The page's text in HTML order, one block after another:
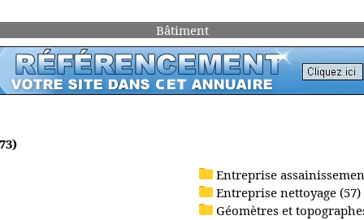
Bâtiment
Entreprise
Entreprise nettoyage (57)
Géomètres et